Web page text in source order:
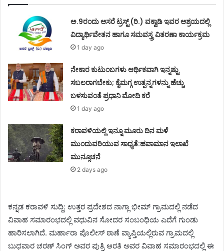
ಅ.9ರಂದು ಆಸರೆ ಟ್ರಸ್ಟ್ (ರಿ.) ವಕ್ವಾಡಿ ಇವರ ಆಶ್ರಯದಲ್ಲಿ
ವಿದ್ಯಾರ್ಥಿವೇತನ ಹಾಗೂ ಸಮವಸ್ತ್ರ ವಿತರಣಾ ಕಾರ್ಯಕ್ರಮ
1 day ago
ನೇಕಾರ ಕುಟುಂಬಗಳು ಆರ್ಥಿಕವಾಗಿ ಇನ್ನಷ್ಟು
ಸಬಲರಾಗಬೇಕು; ಕೈಮಗ್ಗ ಉತ್ಪನ್ನಗಳನ್ನು ಹೆಚ್ಚು
ಬಳಸುವಂತೆ ಪ್ರಧಾನಿ ಮೋದಿ ಕರೆ
1 day ago
ಕರಾವಳಿಯಲ್ಲಿ ಇನ್ನೂ ಮೂರು ದಿನ ಮಳೆ
ಮುಂದುವರಿಯುವ ಸಾಧ್ಯತೆ:ಹವಾಮಾನ ಇಲಾಖೆ
ಮುನ್ಸೂಚನೆ
2 days ago
ಕನ್ನಡ ಕರಾವಳಿ ಸುದ್ದಿ: ಉತ್ತರ ಪ್ರದೇಶದ ನಾಗ್ಲಾ ಭೀಮ್ ಗ್ರಾಮದಲ್ಲಿ ನಡೆದ
ವಿವಾಹ ಸಮಾರಂಭದಲ್ಲಿ ವಧುವಿನ ಸೋದರ ಸಂಬಂಧಿಯ ಎದೆಗೆ ಗುಂಡು
ಹಾರಿಸಲಾಗಿದೆ. ಮರ್ಹಾರಾ ಪೊಲೀಸ್ ಠಾಣೆ ವ್ಯಾಪ್ತಿಯಲ್ಲಿರುವ ಗ್ರಾಮದಲ್ಲಿ
ಬುಧವಾರ ಚರಣ್ ಸಿಂಗ್ ಅವರ ಪುತ್ರಿ ಆರತಿ ಅವರ ವಿವಾಹ ಸಮಾರಂಭದಲ್ಲಿ ಈ